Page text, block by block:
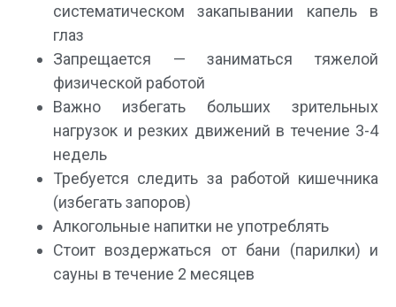
систематическом закапывании капель в
глаз
Запрещается — заниматься тяжелой
физической работой
Важно избегать больших зрительных
нагрузок и резких движений в течение 3-4
недель
Требуется следить за работой кишечника
(избегать запоров)
Алкогольные напитки не употреблять
Стоит воздержаться от бани (парилки) и
сауны в течение 2 месяцев